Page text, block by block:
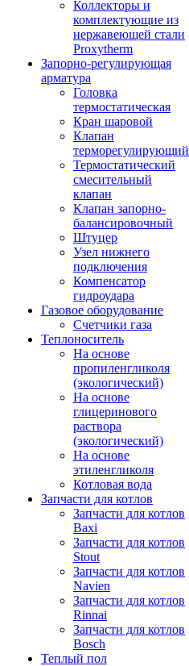
Коллекторы и
комплектующие из
нержавеющей стали
Proxytherm
Запорно-регулирующая
арматура
Головка
термостатическая
Кран шаровой
Клапан
терморегулирующий
Термостатический
смесительный
клапан
Клапан запорно-
балансировочный
Штуцер
Узел нижнего
подключения
Компенсатор
гидроудара
Газовое оборудование
Счетчики газа
Теплоноситель
На основе
пропиленгликоля
(экологический)
На основе
глицеринового
раствора
(экологический)
На основе
этиленгликоля
Котловая вода
Запчасти для котлов
Запчасти для котлов
Baxi
Запчасти для котлов
Stout
Запчасти для котлов
Navien
Запчасти для котлов
Rinnai
Запчасти для котлов
Bosch
Теплый пол